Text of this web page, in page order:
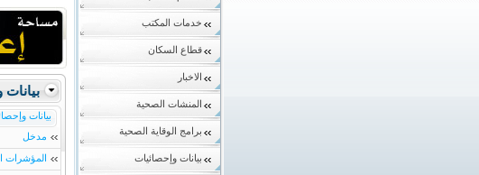
خدمات المكتب
قطاع السكان
الاخبار
المنشات الصحية
برامج الوقاية الصحية
بيانات وإحصائيات
بيانات
مدخل
المؤشرات